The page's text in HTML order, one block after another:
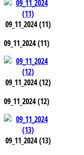
09_11_2024 (11)
09_11_2024 (11)
09_11_2024 (12)
09_11_2024 (12)
09_11_2024 (13)